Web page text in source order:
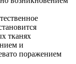
тканях
и
поражением